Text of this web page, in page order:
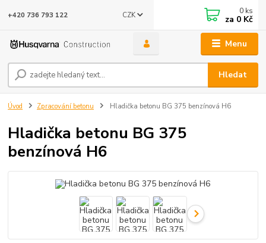
Menu
CZK
Hledat
+420 736 793 122 0 ks
za 0 Kč
Úvod Zpracování betonu Hladička betonu BG 375 benzínová H6
Hladička betonu BG 375
benzínová H6